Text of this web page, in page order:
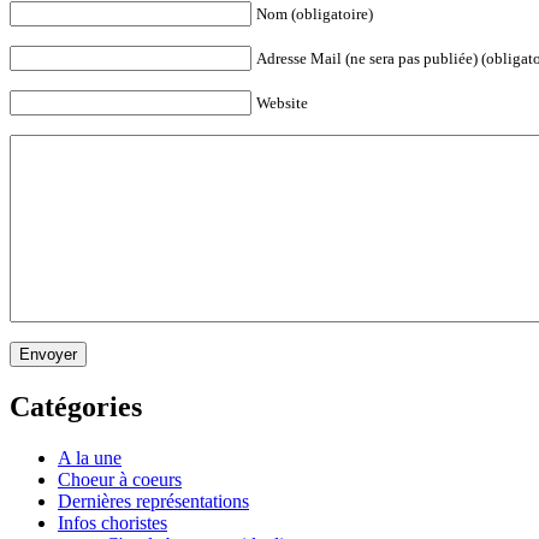
Nom (obligatoire)
Adresse Mail (ne sera pas publiée)
Website
Envoyer
Catégories
A la une
Choeur à coeurs
Dernières représentations
Infos choristes